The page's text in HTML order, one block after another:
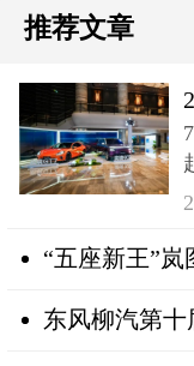
推荐文章
“五座新王”
东风柳汽第十